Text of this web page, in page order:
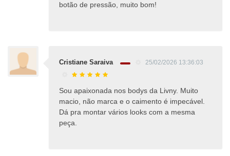
botão de pressão, muito bom!
Cristiane Saraiva 25/02/2026 13:36:03
Sou apaixonada nos bodys da Livny. Muito
macio, não marca e o caimento é impecável.
Dá pra montar vários looks com a mesma
peça.